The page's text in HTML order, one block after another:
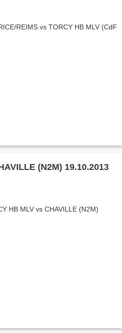
(N2M) 19.10.2013